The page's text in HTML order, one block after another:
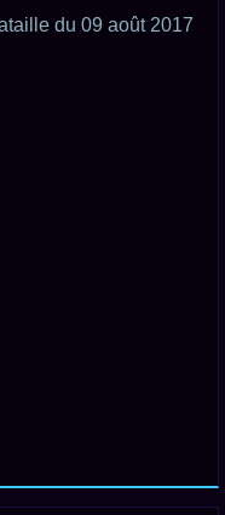
du 09 août 2017